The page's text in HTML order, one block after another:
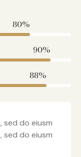
80%
90%
88%
do eiusm
do eiusm